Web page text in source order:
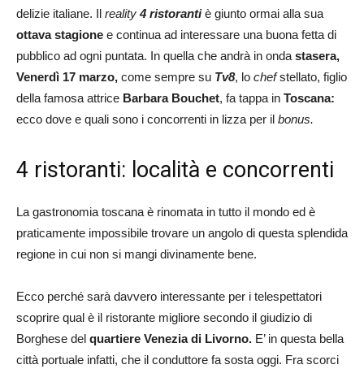
delizie italiane. Il reality 4 ristorantiè giunto ormai alla sua
ottava stagione e continua ad interessare una buona fetta di
pubblico ad ogni puntata. In quella che andrà in onda stasera,
Venerdì 17 marzo, come sempre su Tv8, lo chefstellato, figlio
della famosa attrice Barbara Bouchet, fa tappa in Toscana:
ecco dove e quali sono i concorrenti in lizza per il bonus.
4 ristoranti: località e concorrenti
La gastronomia toscana è rinomata in tutto il mondo ed è
praticamente impossibile trovare un angolo di questa splendida
regione in cui non si mangi divinamente bene.
Ecco perché sarà davvero interessante per i telespettatori
scoprire qual è il ristorante migliore secondo il giudizio di
Borghese del quartiere Venezia di Livorno. E’ in questa bella
città portuale infatti, che il conduttore fa sosta oggi. Fra scorci